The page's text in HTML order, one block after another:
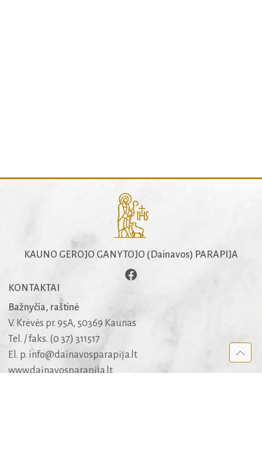
KAUNO GEROJO GANYTOJO (Dainavos) PARAPIJA
KONTAKTAI
Bažnyčia, raštinė
V. Krėvės pr. 95A, 50369 Kaunas
Tel. / faks. (0 37) 311517
El. p. info@dainavosparapija.lt
www.dainavosparapija.lt